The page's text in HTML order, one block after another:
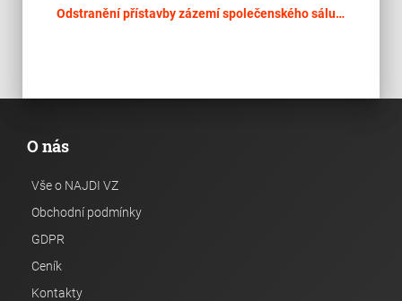
Odstranění přístavby zázemí společenského sálu v havarijním stavu
O nás
Vše o NAJDI VZ
Obchodní podmínky
GDPR
Ceník
Kontakty